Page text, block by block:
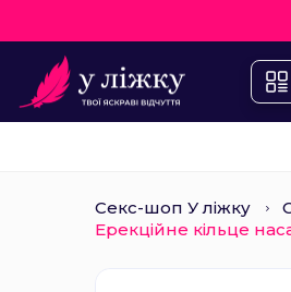
Секс-шоп У ліжку
Ерекційне кільце